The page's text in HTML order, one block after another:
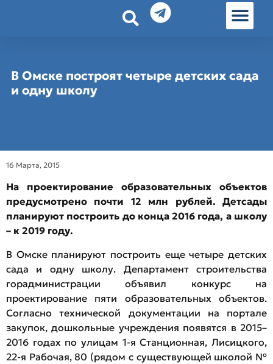
В Омске построят четыре детских сада
и одну школу
16 Марта, 2015
На проектирование образовательных объектов
предусмотрено почти 12 млн рублей. Детсады
планируют построить до конца 2016 года, а школу
– к 2019 году.
В Омске планируют построить еще четыре детских
сада и одну школу. Департамент строительства
горадминистрации объявил конкурс на
проектирование пяти образовательных объектов.
Согласно технической документации на портале
закупок, дошкольные учреждения появятся в 2015–
2016 годах по улицам 1-я Станционная, Лисицкого,
22-я Рабочая, 80 (рядом с существующей школой №